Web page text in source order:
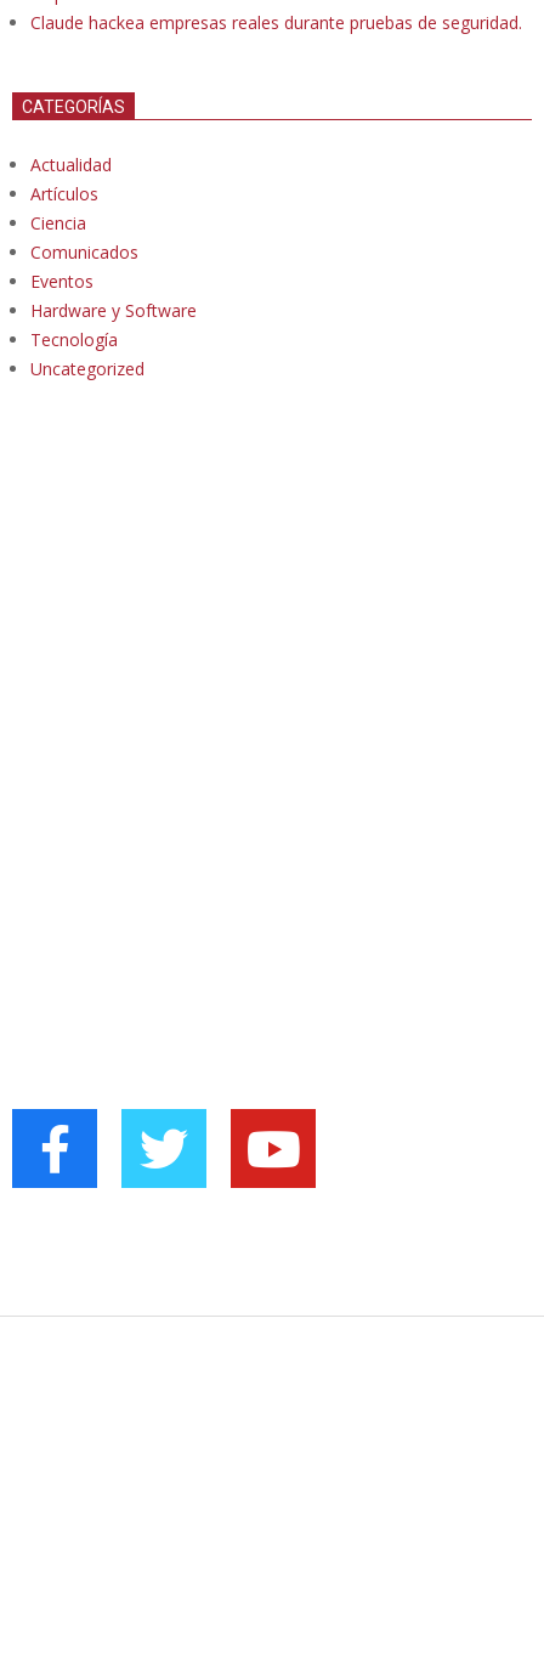
Claude hackea empresas reales durante pruebas de seguridad.
CATEGORÍAS
Actualidad
Artículos
Ciencia
Comunicados
Eventos
Hardware y Software
Tecnología
Uncategorized